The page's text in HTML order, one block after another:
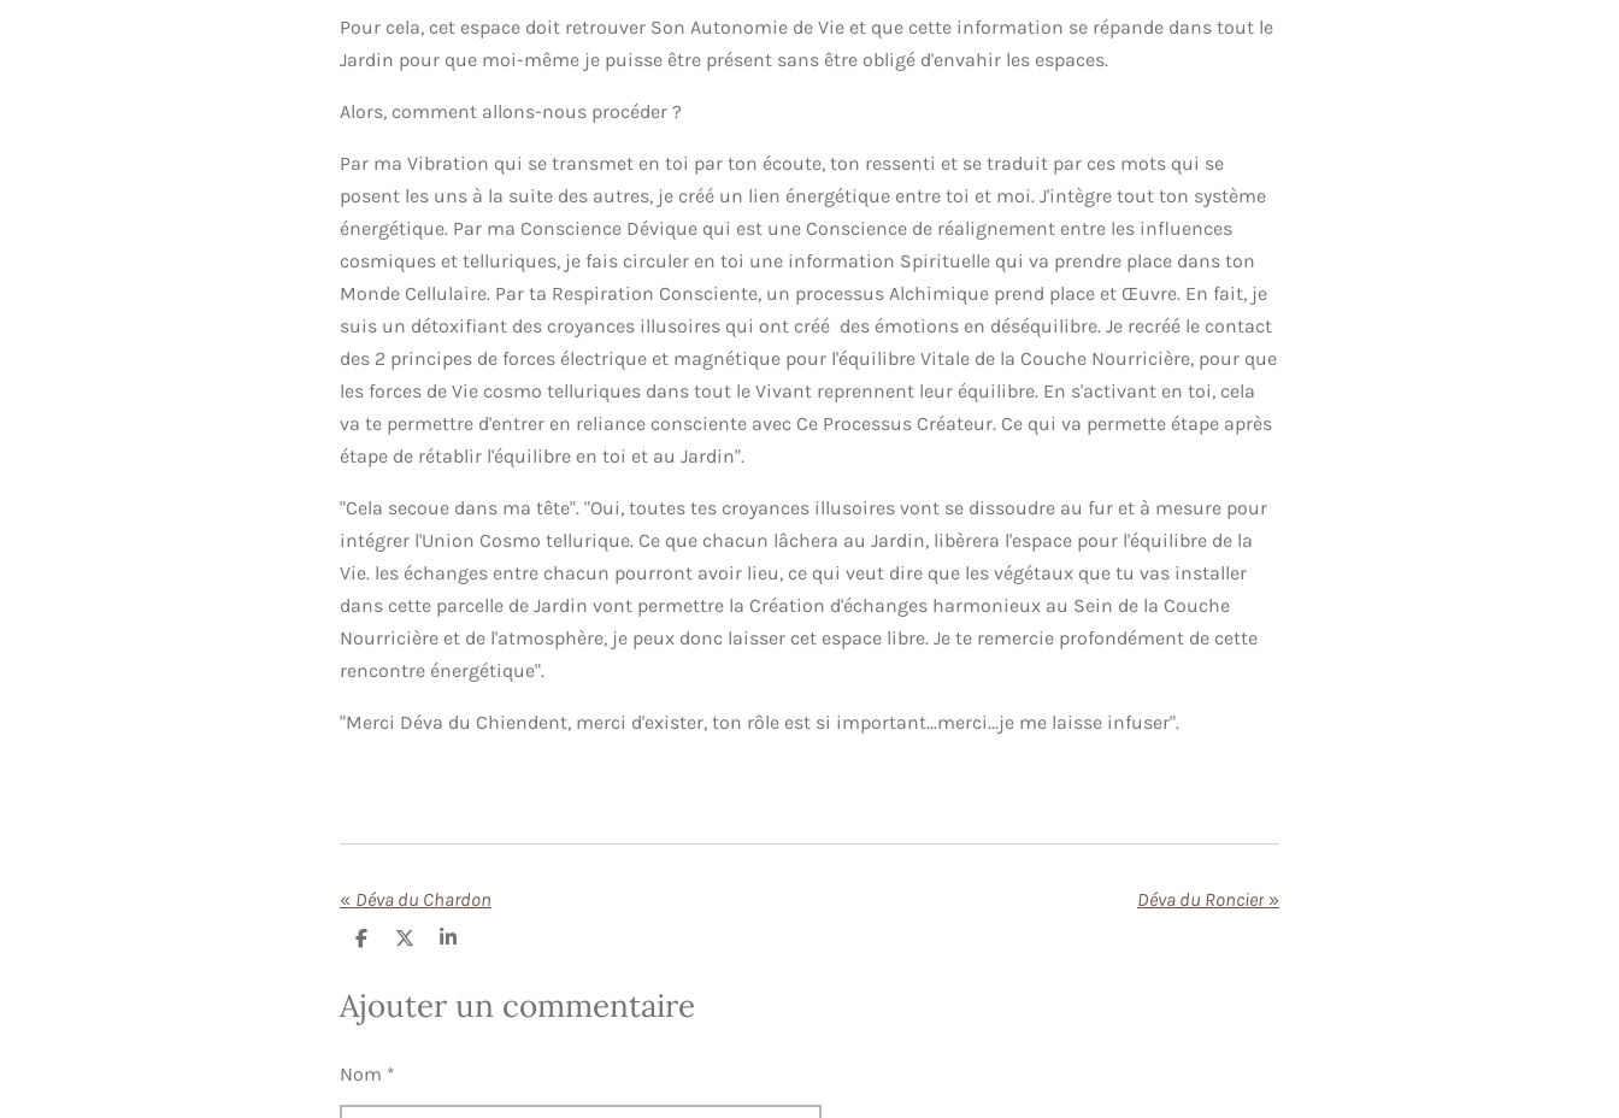
Pour cela, cet espace doit retrouver Son Autonomie de Vie et que cette information se répande dans tout le
Jardin pour que moi-même je puisse être présent sans être obligé d'envahir les espaces.
Alors, comment allons-nous procéder ?
Par ma Vibration qui se transmet en toi par ton écoute, ton ressenti et se traduit par ces mots qui se
posent les uns à la suite des autres, je créé un lien énergétique entre toi et moi. J'intègre tout ton système
énergétique. Par ma Conscience Dévique qui est une Conscience de réalignement entre les influences
cosmiques et telluriques, je fais circuler en toi une information Spirituelle qui va prendre place dans ton
Monde Cellulaire. Par ta Respiration Consciente, un processus Alchimique prend place et Œuvre. En fait, je
suis un détoxifiant des croyances illusoires qui ont créé des émotions en déséquilibre. Je recréé le contact
des 2 principes de forces électrique et magnétique pour l'équilibre Vitale de la Couche Nourricière, pour que
les forces de Vie cosmo telluriques dans tout le Vivant reprennent leur équilibre. En s'activant en toi, cela
va te permettre d'entrer en reliance consciente avec Ce Processus Créateur. Ce qui va permette étape après
étape de rétablir l'équilibre en toi et au Jardin".
"Cela secoue dans ma tête". "Oui, toutes tes croyances illusoires vont se dissoudre au fur et à mesure pour
intégrer l'Union Cosmo tellurique. Ce que chacun lâchera au Jardin, libèrera l'espace pour l'équilibre de la
Vie. les échanges entre chacun pourront avoir lieu, ce qui veut dire que les végétaux que tu vas installer
dans cette parcelle de Jardin vont permettre la Création d'échanges harmonieux au Sein de la Couche
Nourricière et de l'atmosphère, je peux donc laisser cet espace libre. Je te remercie profondément de cette
rencontre énergétique".
"Merci Déva du Chiendent, merci d'exister, ton rôle est si important...merci...je me laisse infuser".
« Déva du Chardon Déva du Roncier »
P
t
a
r
P
t
a
P
t
Ajouter un commentaire
Nom *